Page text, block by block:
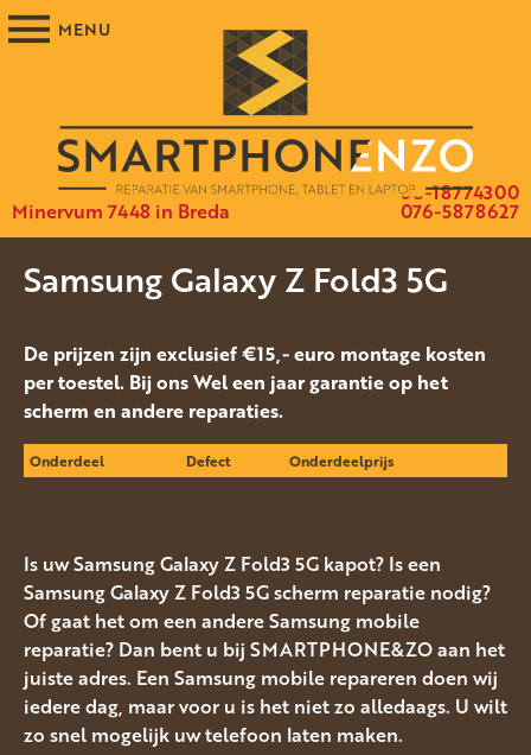
Minervum 7448 in Breda 076-5878627
06-18774300
Samsung Galaxy Z Fold3 5G
De prijzen zijn exclusief €15,- euro montage kosten
per toestel. Bij ons Wel een jaar garantie op het
scherm en andere reparaties.
Onderdeel Defect
Onderdeelprijs
Is uw Samsung Galaxy Z Fold3 5G kapot? Is een
Samsung Galaxy Z Fold3 5G scherm reparatie nodig?
Of gaat het om een andere Samsung mobile
reparatie? Dan bent u bij SMARTPHONE&ZO aan het
juiste adres. Een Samsung mobile repareren doen wij
iedere dag, maar voor u is het niet zo alledaags. U wilt
zo snel mogelijk uw telefoon laten maken.